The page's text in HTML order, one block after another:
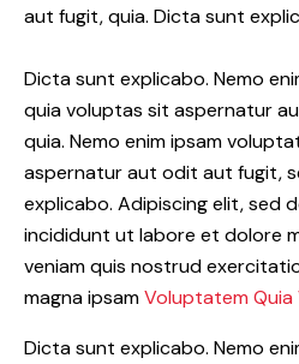
aut fugit, quia. Dicta sunt
Dicta sunt explicabo. Nemo
quia voluptas sit aspernatur
quia. Nemo enim ipsam
aspernatur aut odit aut fugit,
explicabo. Adipiscing elit, sed
incididunt ut labore et dolore
veniam quis nostrud
magna ipsamVoluptatem Quia
Dicta sunt explicabo. Nemo